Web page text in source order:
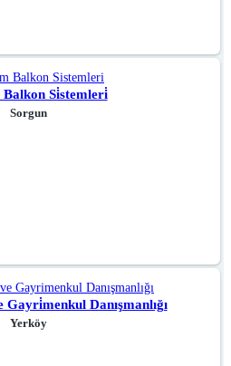
Si̇stemleri̇
Sorgun
Danışmanlığı
Yerköy